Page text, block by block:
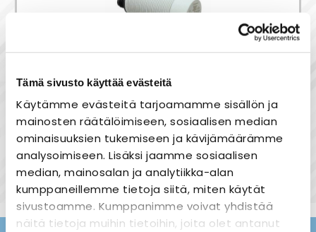
Tämä sivusto käyttää evästeitä
Käytämme evästeitä tarjoamamme sisällön ja
mainosten räätälöimiseen, sosiaalisen median
ominaisuuksien tukemiseen ja kävijämäärämme
analysoimiseen. Lisäksi jaamme sosiaalisen
median, mainosalan ja analytiikka-alan
kumppaneillemme tietoja siitä, miten käytät
sivustoamme. Kumppanimme voivat yhdistää
näitä tietoja muihin tietoihin, joita olet antanut
- Carlo Gavazzi
120,00 €